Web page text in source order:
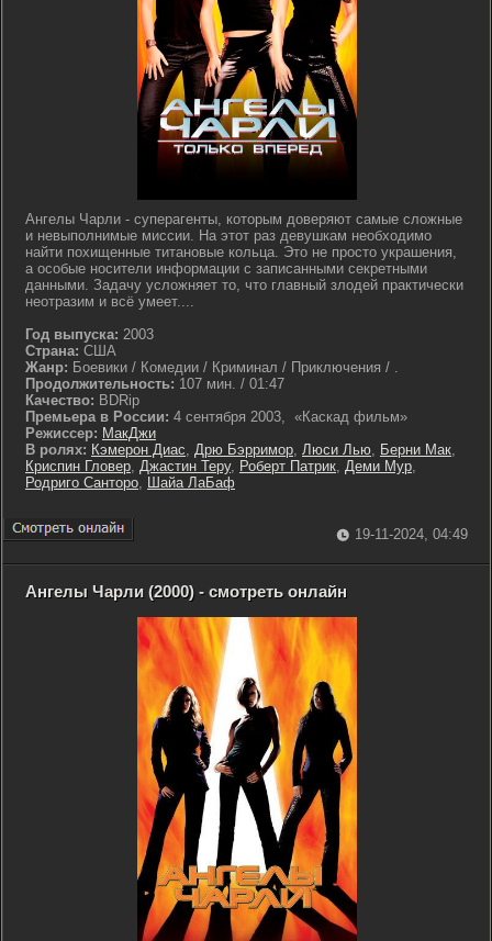
Ангелы Чарли - суперагенты, которым доверяют самые сложные
и невыполнимые миссии. На этот раз девушкам необходимо
найти похищенные титановые кольца. Это не просто украшения,
а особые носители информации с записанными секретными
данными. Задачу усложняет то, что главный злодей практически
неотразим и всё умеет....
Год выпуска: 2003
Страна: США
Жанр: Боевики / Комедии / Криминал / Приключения / .
Продолжительность: 107 мин. / 01:47
Качество: BDRip
Премьера в России: 4 сентября 2003, «Каскад фильм»
Режиссер: МакДжи
В ролях: Кэмерон Диас, Дрю Бэрримор, Люси Лью, Берни Мак,
Криспин Гловер, Джастин Теру, Роберт Патрик, Деми Мур,
Родриго Санторо, Шайа ЛаБаф
19-11-2024, 04:49
Ангелы Чарли (2000) - смотреть онлайн